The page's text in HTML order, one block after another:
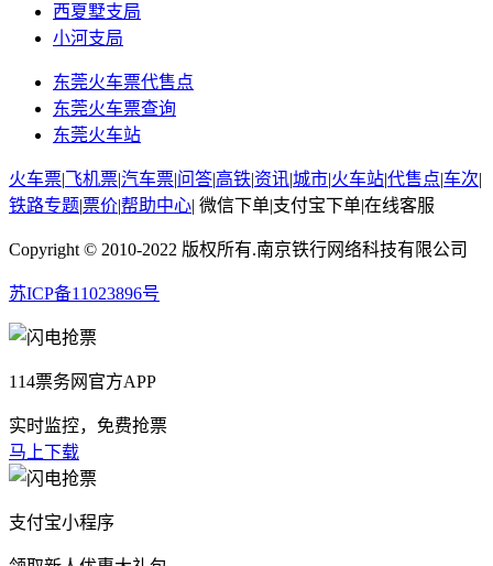
西夏墅支局
小河支局
东莞火车票代售点
东莞火车票查询
东莞火车站
火车票|飞机票|汽车票|问答|高铁|资讯|城市|火车站|代售点|车次|
铁路专题|票价|帮助中心| 微信下单|支付宝下单|在线客服
Copyright © 2010-2022 版权所有.南京铁行网络科技有限公司
苏ICP备11023896号
114票务网官方APP
实时监控，免费抢票
马上下载
支付宝小程序